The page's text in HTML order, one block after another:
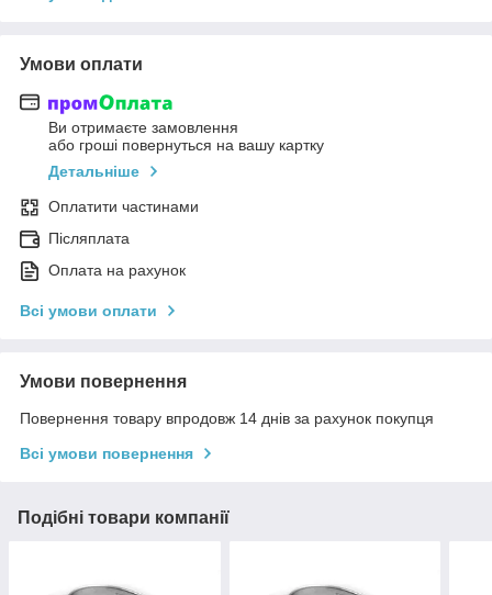
Умови оплати
Ви отримаєте замовлення
або гроші повернуться на вашу картку
Детальніше
Оплатити частинами
Післяплата
Оплата на рахунок
Всі умови оплати
Умови повернення
Повернення товару впродовж 14 днів за рахунок покупця
Всі умови повернення
Подібні товари компанії